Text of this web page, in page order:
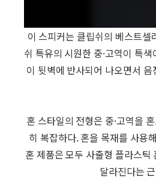
이 스피커는 클립쉬의 베스트
쉬 특유의 시원한 중·고역이 특
이 뒷벽에 반사되어 나오면서
혼 스타일의 전형은 중·고역을
히 복잡하다. 혼을 목재를 사용
혼 제품은 모두 사출형 플라스
달라진다는